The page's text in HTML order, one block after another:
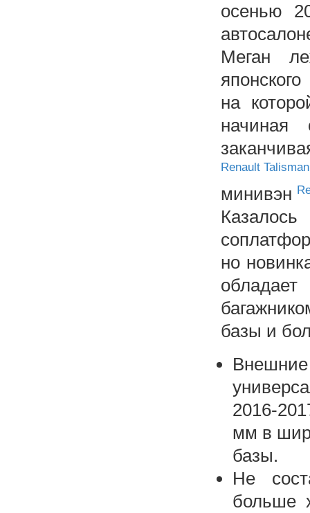
осенью
Меган
на
начиная
Renault Talisman
минивэн
но
базы и
2016-
мм в
базы.
Не
больше